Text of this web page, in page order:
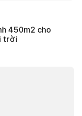
450m2 cho
trời